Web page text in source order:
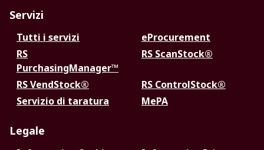
Servizi
Tutti i servizi
eProcurement
RS
PurchasingManager™
RS ScanStock®
RS VendStock®
RS ControlStock®
Servizio di taratura
MePA
Legale